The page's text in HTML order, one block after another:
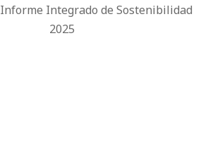
Informe Integrado de Sostenibilidad
2025